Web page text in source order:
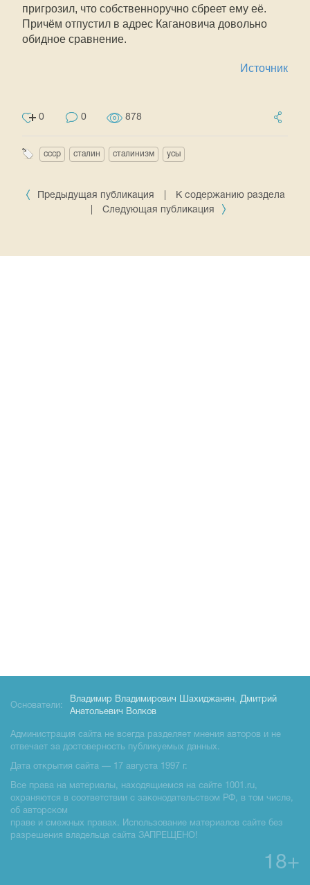
пригрозил, что собственноручно сбреет ему её.
Причём отпустил в адрес Кагановича довольно
обидное сравнение.
Источник
0 0 878
ссср сталин сталинизм усы
Предыдущая публикация
К содержанию раздела
Следующая публикация
Основатели:
Владимир Владимирович Шахиджанян, Дмитрий
Анатольевич Волков
Администрация сайта не всегда разделяет мнения авторов и не
отвечает за достоверность публикуемых данных.
Дата открытия сайта — 17 августа 1997 г.
Все права на материалы, находящиемся на сайте 1001.ru,
охраняются в соответствии с законодательством РФ, в том числе,
об авторском
праве и смежных правах. Использование материалов сайте без
разрешения владельца сайта ЗАПРЕЩЕНО!
18+